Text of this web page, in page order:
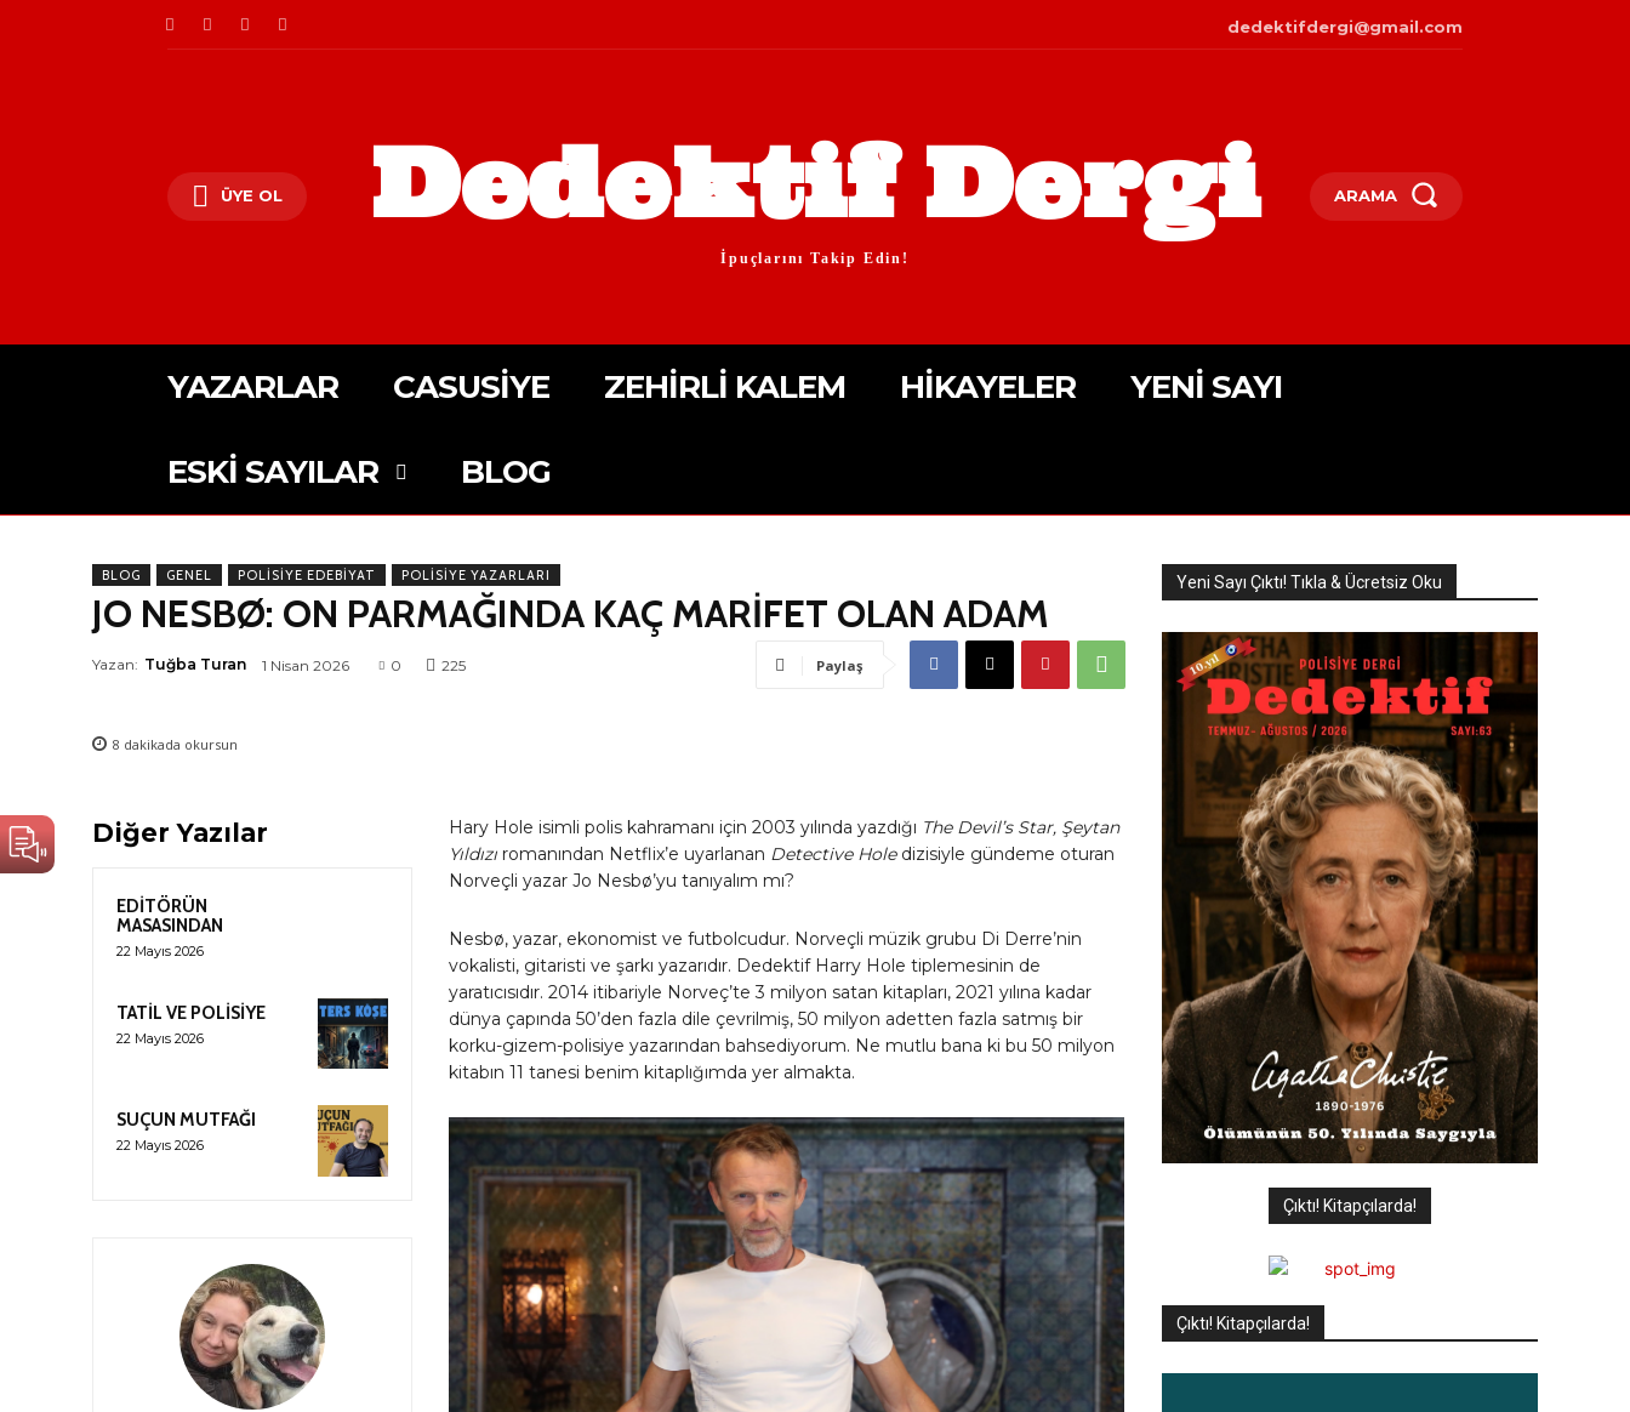
dedektifdergi@gmail.com
ÜYE OL Dedektif Dergi
İpuçlarını Takip Edin!
ARAMA
YAZARLAR CASUSIYE ZEHIRLI KALEM HIKAYELER YENI SAYI
ESKI SAYILAR BLOG
BLOG GENEL POLISIYE EDEBIYAT POLISIYE YAZARLARI
JO NESBØ: ON PARMAĞINDA KAÇ MARİFET OLAN ADAM
Yazan: Tuğba Turan 1 Nisan 2026 0 225 Paylaş
8 dakikada okursun
Diğer Yazılar
EDİTÖRÜN
MASASINDAN
22 Mayıs 2026
TATİL VE POLİSİYE
22 Mayıs 2026
SUÇUN MUTFAĞI
22 Mayıs 2026
Hary Hole isimli polis kahramanı için 2003 yılında yazdığı The Devil’s Star, Şeytan
Yıldızıromanından Netflix’e uyarlanan Detective Holedizisiyle gündeme oturan
Norveçli yazar Jo Nesbø’yu tanıyalım mı?
Nesbø, yazar, ekonomist ve futbolcudur. Norveçli müzik grubu Di Derre’nin
vokalisti, gitaristi ve şarkı yazarıdır. Dedektif Harry Hole tiplemesinin de
yaratıcısıdır. 2014 itibariyle Norveç’te 3 milyon satan kitapları, 2021 yılına kadar
dünya çapında 50’den fazla dile çevrilmiş, 50 milyon adetten fazla satmış bir
korku-gizem-polisiye yazarından bahsediyorum. Ne mutlu bana ki bu 50 milyon
kitabın 11 tanesi benim kitaplığımda yer almakta.
Yeni Sayı Çıktı! Tıkla & Ücretsiz Oku
Çıktı! Kitapçılarda!
Çıktı! Kitapçılarda!